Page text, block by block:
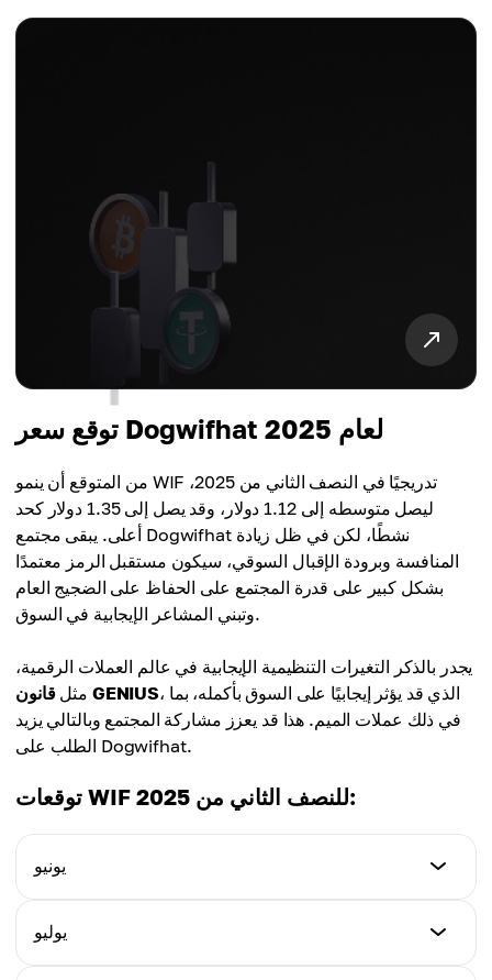
توقع سعر Dogwifhat لعام 2025
من المتوقع أن ينمو WIF تدريجيًا في النصف الثاني من 2025،
ليصل متوسطه إلى 1.12 دولار، وقد يصل إلى 1.35 دولار كحد
أعلى. يبقى مجتمع Dogwifhat نشطًا، لكن في ظل زيادة
المنافسة وبرودة الإقبال السوقي، سيكون مستقبل الرمز معتمدًا
بشكل كبير على قدرة المجتمع على الحفاظ على الضجيج العام
وتبني المشاعر الإيجابية في السوق.
يجدر بالذكر التغيرات التنظيمية الإيجابية في عالم العملات الرقمية،
مثل قانون GENIUS، الذي قد يؤثر إيجابيًا على السوق بأكمله، بما
في ذلك عملات الميم. هذا قد يعزز مشاركة المجتمع وبالتالي يزيد
الطلب على Dogwifhat.
توقعات WIF للنصف الثاني من 2025:
يونيو
أدنى سعر
0.70$
يوليو